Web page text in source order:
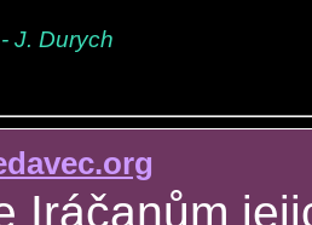
J. Durych
Iráčanům